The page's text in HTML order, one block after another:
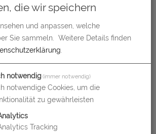
die wir speichern
und anpassen, welche
Sie sammeln.
Weitere Details finden
notwendig(immer notwendig)
notwendige Cookies, um die
zu gewährleisten
Tracking